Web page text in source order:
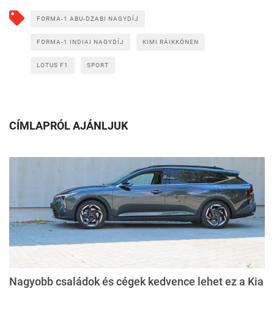
FORMA-1 ABU-DZABI NAGYDÍJ
FORMA-1 INDIAI NAGYDÍJ KIMI RÄIKKÖNEN
LOTUS F1 SPORT
CÍMLAPRÓL AJÁNLJUK
Nagyobb családok és cégek kedvence lehet ez a Kia